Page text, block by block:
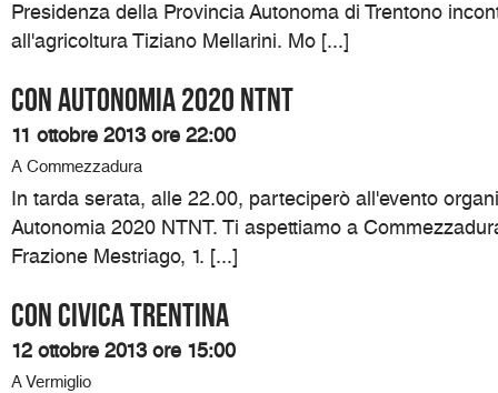
Presidenza della Provincia Autonoma di Trentono
all'agricoltura Tiziano Mellarini. Mo [...]
Con Autonomia 2020 NTNT
11 ottobre 2013 ore 22:00
A Commezzadura
In tarda serata, alle 22.00, parteciperò all'evento
Autonomia 2020 NTNT. Ti aspettiamo a
Frazione Mestriago, 1. [...]
Con Civica Trentina
12 ottobre 2013 ore 15:00
A Vermiglio